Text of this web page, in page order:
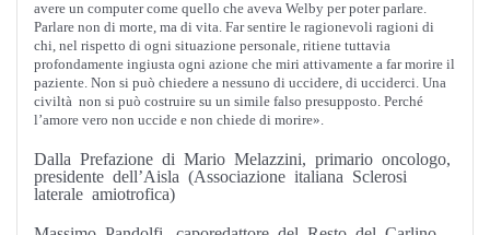
avere un computer come quello che aveva Welby per poter parlare.
Parlare non di morte, ma di vita. Far sentire le ragionevoli ragioni di
chi, nel rispetto di ogni situazione personale, ritiene tuttavia
profondamente ingiusta ogni azione che miri attivamente a far morire il
paziente. Non si può chiedere a nessuno di uccidere, di ucciderci. Una
civiltà non si può costruire su un simile falso presupposto. Perché
l’amore vero non uccide e non chiede di morire».
Dalla Prefazione di Mario Melazzini, primario oncologo,
presidente dell’Aisla (Associazione italiana Sclerosi
laterale amiotrofica)